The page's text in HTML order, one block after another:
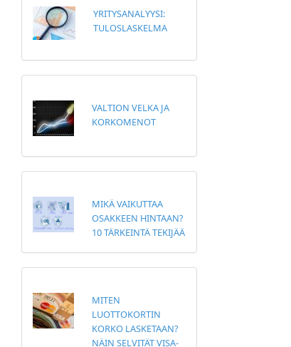
YRITYSANALYYSI:
TULOSLASKELMA
VALTION VELKA JA
KORKOMENOT
MIKÄ VAIKUTTAA
OSAKKEEN HINTAAN?
10 TÄRKEINTÄ TEKIJÄÄ
MITEN
LUOTTOKORTIN
KORKO LASKETAAN?
NÄIN SELVITÄT VISA-